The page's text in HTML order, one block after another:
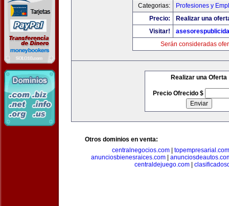
Categorias:
Profesiones y
Precio:
Realizar una
Visitar!
Serán consideradas
Realizar una Oferta
Precio Ofrecido $
Otros dominios en venta:
centralnegocios.com| topempresarial.com
anunciosbienesraices.com|
centraldejuego.com|